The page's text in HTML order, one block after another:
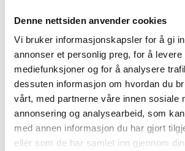
Denne nettsiden anvender cookies
Vi bruker informasjonskapsler for å gi
annonser et personlig preg, for å levere
mediefunksjoner og for å analysere
dessuten informasjon om hvordan du
vårt, med partnerne våre innen sosiale
annonsering og analysearbeid, som
med annen informasjon du har gjort
eller som de har samlet inn gjennom
29/08/2020
AV
TROND
HARALD
Første øving i
Etter et par avlyste konserter i vår og mange